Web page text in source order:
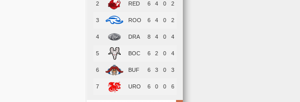
2 RED 6 4 0 2
3 ROO 6 4 0 2
4 DRA 8 4 0 4
5 BOC 6 2 0 4
6 BUF 6 3 0 3
7 URO 6 0 0 6